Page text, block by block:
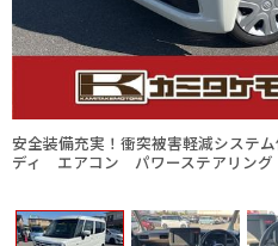
安全装備充実！衝突被害軽減シス
ディ エアコン パワーステアリング